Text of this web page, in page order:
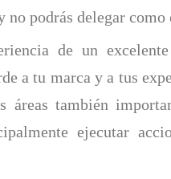
no podrás delegar como
de un
a tu marca y a tus
áreas también
ejecutar